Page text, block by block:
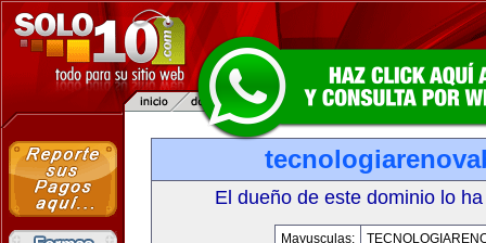
El dueño de este dominio lo
Mayusculas: